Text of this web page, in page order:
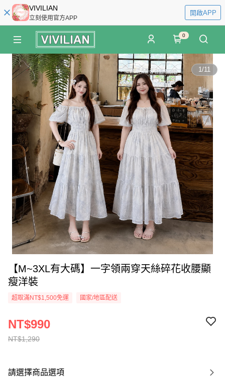
VIVILIAN
立刻使用官方APP
開啟APP
0
1/11
【M~3XL有大碼】一字領兩穿天絲碎花收腰顯
瘦洋裝
超取滿NT$1,500免運 國家/地區配送
NT$1,290
NT$990
請選擇商品選項